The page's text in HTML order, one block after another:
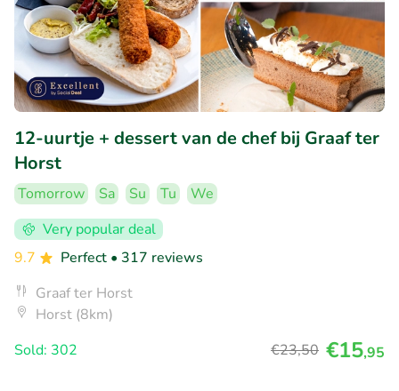
12-uurtje + dessert van de chef bij Graaf ter
Horst
Tomorrow Sa Su Tu
We
Very popular deal
9.7
Perfect • 317 reviews
Graaf ter Horst
Horst (8km)
Sold: 302
€23,50 €15,95